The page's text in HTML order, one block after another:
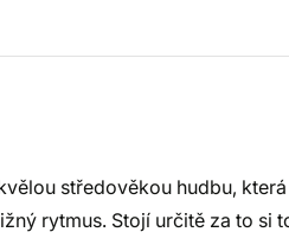
středověkou hudbu,
rytmus. Stojí určitě za to si